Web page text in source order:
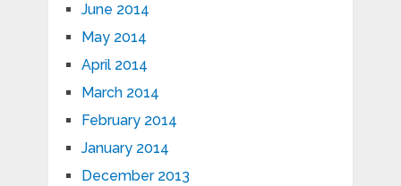
June 2014
May 2014
April 2014
March 2014
February 2014
January 2014
December 2013